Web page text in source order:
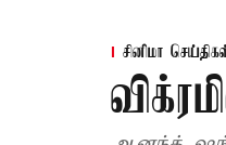
சினிமா